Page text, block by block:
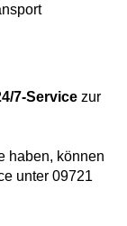
7-Service zur
haben, können
unter 09721